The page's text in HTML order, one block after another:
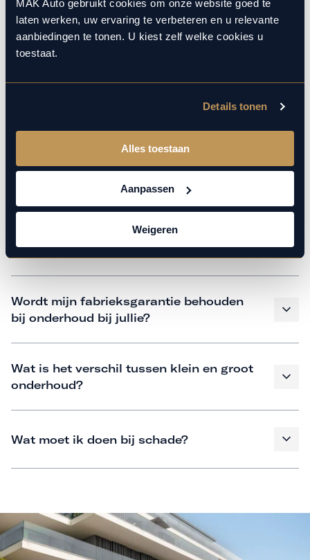
MAK Auto gebruikt cookies om onze website goed te
laten werken, uw ervaring te verbeteren en u relevante
aanbiedingen te tonen. U kiest zelf welke cookies u
toestaat.
Details tonen
Alles toestaan
Aanpassen
Weigeren
verzorgen het onderhoud op hetzelfde niveau als een
merkdealer, met behoud van de fabrieksgarantie. Kom
gerust langs in onze werkplaats voor een APK of een
Hoe weet ik welk onderhoud mijn
auto nodig heeft en wanneer?
Is vervangend vervoer mogelijk?
Wordt mijn fabrieksgarantie behouden
bij onderhoud bij jullie?
Wat is het verschil tussen klein en groot
onderhoud?
Wat moet ik doen bij schade?